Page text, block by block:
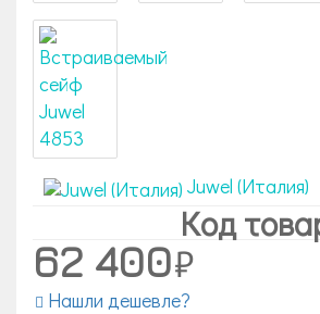
Juwel (Италия)
Код
62 400
Нашли дешевле?